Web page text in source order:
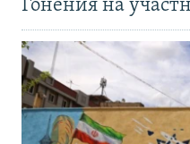
Гонения на